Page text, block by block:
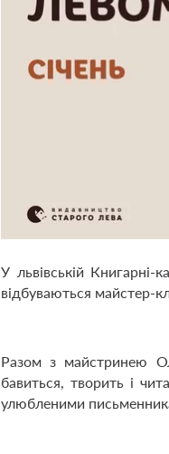
У львівській
відбуваються майстер-
Разом з майстринею
бавиться, творить і
улюбленими